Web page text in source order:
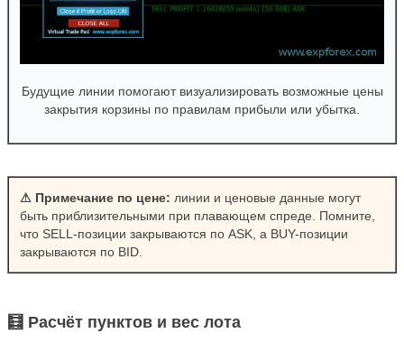
Будущие линии помогают визуализировать возможные цены
закрытия корзины по правилам прибыли или убытка.
⚠ Примечание по цене: линии и ценовые данные могут
быть приблизительными при плавающем спреде. Помните,
что SELL-позиции закрываются по ASK, а BUY-позиции
закрываются по BID.
🧮 Расчёт пунктов и вес лота